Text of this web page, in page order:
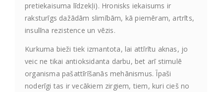
pretiekaisuma līdzekļi). Hronisks iekaisums ir
raksturīgs dažādām slimībām, kā piemēram, artrīts,
insulīna rezistence un vēzis.
Kurkuma bieži tiek izmantota, lai attīrītu aknas, jo
veic ne tikai antioksidanta darbu, bet arī stimulē
organisma pašattīrīšanās mehānismus. Īpaši
noderīgi tas ir vecākiem zirgiem, tiem, kuri cieš no